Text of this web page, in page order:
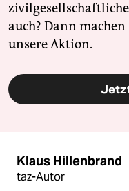
auch? Dann
unsere Aktion.
Klaus Hillenbrand
taz-Autor